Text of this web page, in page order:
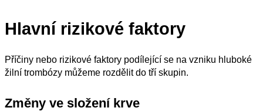
Hlavní rizikové faktory
Příčiny nebo rizikové faktory podílející se na vzniku hluboké
žilní trombózy můžeme rozdělit do tří skupin.
Změny ve složení krve